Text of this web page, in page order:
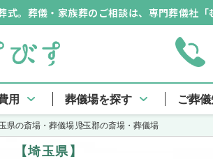
。葬儀・家族葬のご相談は、専門葬儀社「
用 葬儀場を探す ご葬
県の斎場・葬儀場児玉郡の斎場・葬儀場
【埼玉県】